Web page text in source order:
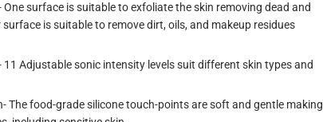
One surface is suitable to exfoliate the skin removing dead and
is suitable to remove dirt, oils, and makeup residues
11 Adjustable sonic intensity levels suit different skin types and
The food-grade silicone touch-points are soft and gentle making